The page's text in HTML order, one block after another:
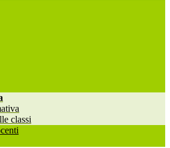
classi